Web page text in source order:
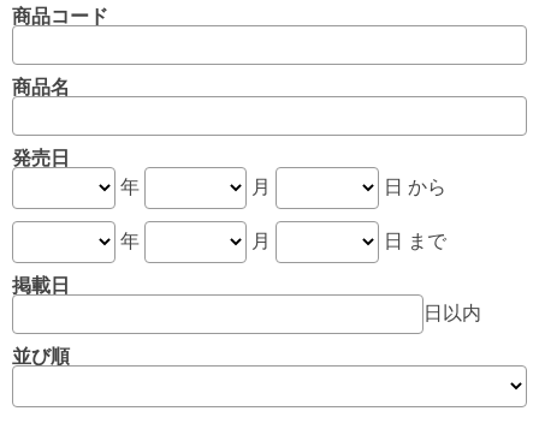
商品コード
商品名
発売日
年
月
日 から
年
月
日 まで
掲載日
日以内
並び順